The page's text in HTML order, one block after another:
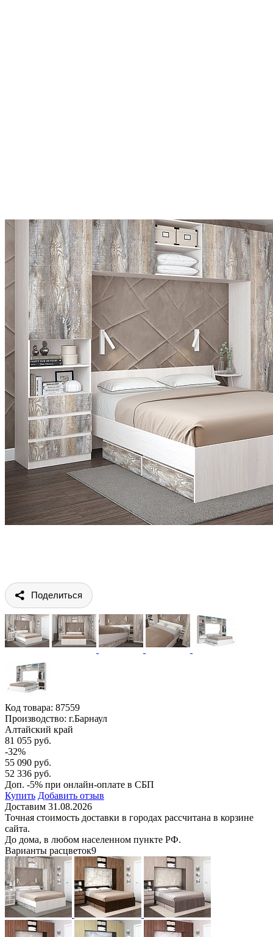
Поделиться
Код товара: 87559
Производство: г.Барнаул
Алтайский край
81 055 руб.
-32%
55 090 руб.
52 336 руб.
Доп. -5% при онлайн-оплате в СБП
Купить Добавить отзыв
Доставим 31.08.2026
Точная стоимость доставки в городах рассчитана в корзине
сайта.
До дома, в любом населенном пункте РФ.
Варианты расцветок9